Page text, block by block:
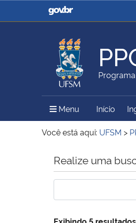
Casa Civil
Ministério da Agricultura,
Pecuária e Abastecimento
Ministério do Meio Ambiente
Menu Menu
Início
Você está aqui: UFSM >
Início do conteúdo
Realize uma
Exibindo 5 resultados